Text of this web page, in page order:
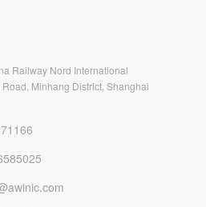
Railway Nord International
Minhang District, Shanghai